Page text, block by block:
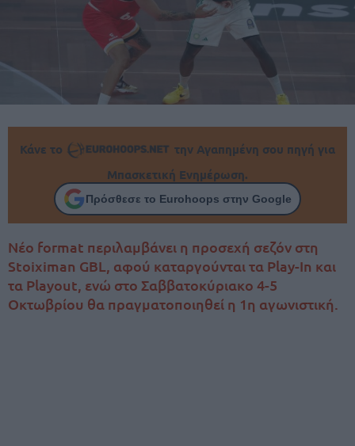
Κάνε το
την Αγαπημένη σου πηγή για
Μπασκετική Ενημέρωση.
Πρόσθεσε το Eurohoops στην Google
Νέο format περιλαμβάνει η προσεχή σεζόν στη
Stoiximan GBL, αφού καταργούνται τα Play-In και
τα Playout, ενώ στο Σαββατοκύριακο 4-5
Οκτωβρίου θα πραγματοποιηθεί η 1η αγωνιστική.